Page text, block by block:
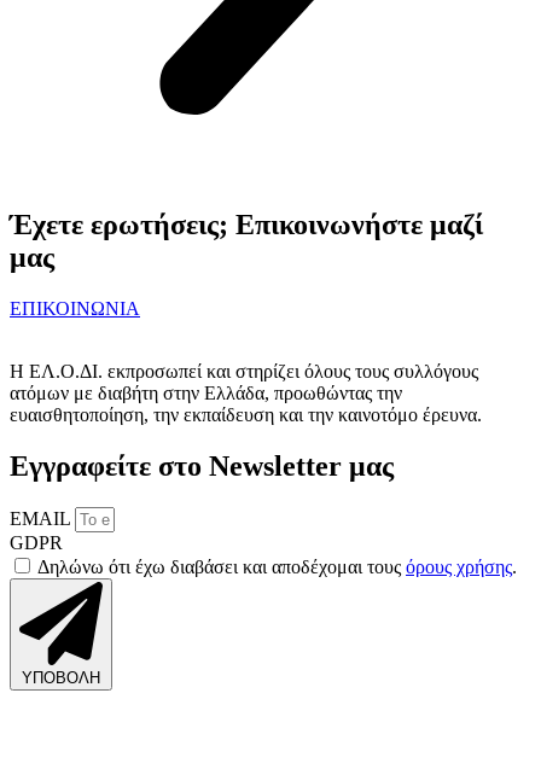
Έχετε ερωτήσεις; Επικοινωνήστε μαζί
μας
ΕΠΙΚΟΙΝΩΝΙΑ
Η ΕΛ.Ο.ΔΙ. εκπροσωπεί και στηρίζει όλους τους συλλόγους
ατόμων με διαβήτη στην Ελλάδα, προωθώντας την
ευαισθητοποίηση, την εκπαίδευση και την καινοτόμο έρευνα.
Εγγραφείτε στο Newsletter μας
EMAIL
GDPR
Δηλώνω ότι έχω διαβάσει και αποδέχομαι τους όρους χρήσης.
ΥΠΟΒΟΛΗ